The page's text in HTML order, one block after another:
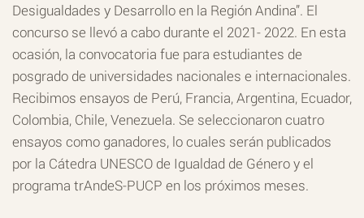
Desigualdades y Desarrollo en la Región Andina”. El
concurso se llevó a cabo durante el 2021- 2022. En esta
ocasión, la convocatoria fue para estudiantes de
posgrado de universidades nacionales e internacionales.
Recibimos ensayos de Perú, Francia, Argentina, Ecuador,
Colombia, Chile, Venezuela. Se seleccionaron cuatro
ensayos como ganadores, lo cuales serán publicados
por la Cátedra UNESCO de Igualdad de Género y el
programa trAndeS-PUCP en los próximos meses.